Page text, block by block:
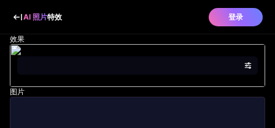
AI 照片特效 登录
效果
图片